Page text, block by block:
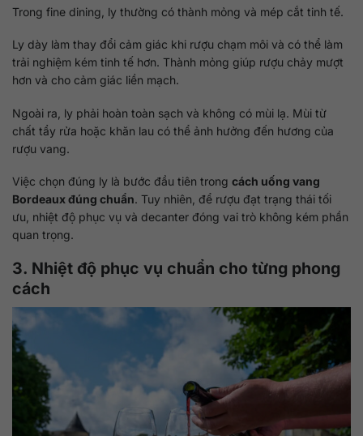
Trong fine dining, ly thường có thành mỏng và mép cắt tinh tế.
Ly dày làm thay đổi cảm giác khi rượu chạm môi và có thể làm
trải nghiệm kém tinh tế hơn. Thành mỏng giúp rượu chảy mượt
hơn và cho cảm giác liền mạch.
Ngoài ra, ly phải hoàn toàn sạch và không có mùi lạ. Mùi từ
chất tẩy rửa hoặc khăn lau có thể ảnh hưởng đến hương của
rượu vang.
Việc chọn đúng ly là bước đầu tiên trong cách uống vang
Bordeaux đúng chuẩn. Tuy nhiên, để rượu đạt trạng thái tối
ưu, nhiệt độ phục vụ và decanter đóng vai trò không kém phần
quan trọng.
3. Nhiệt độ phục vụ chuẩn cho từng phong
cách